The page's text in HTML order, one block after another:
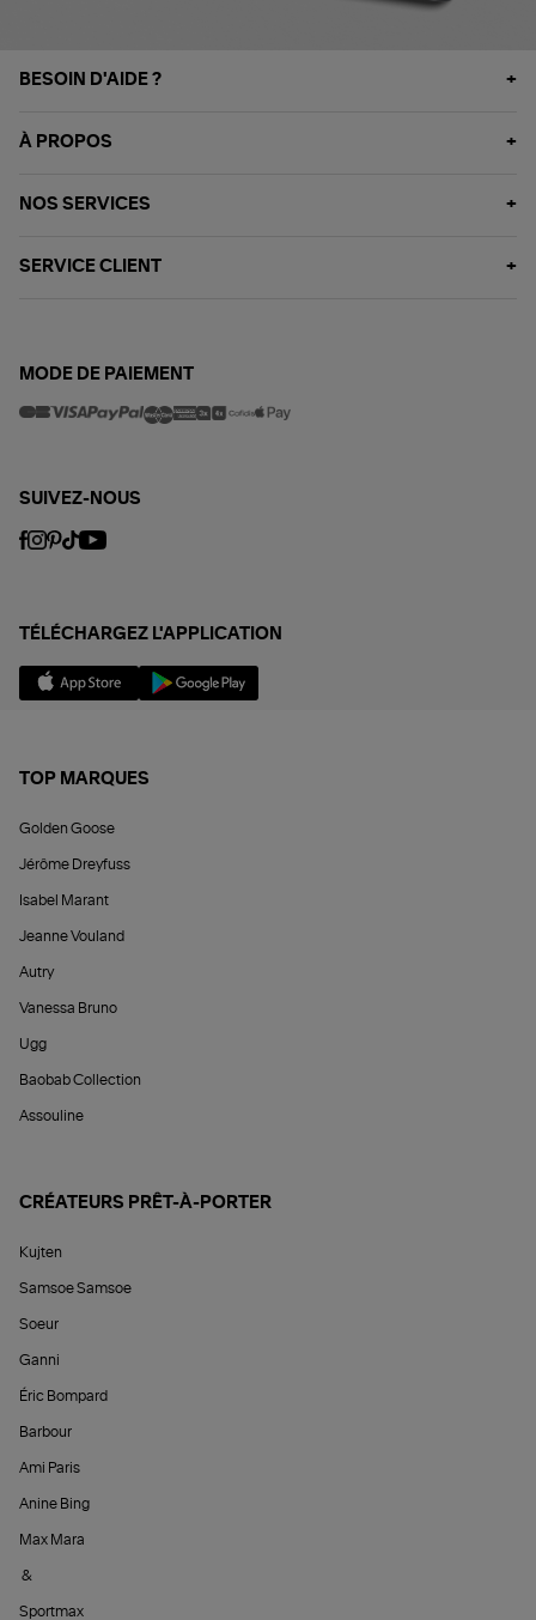
BESOIN D'AIDE ?
À PROPOS
NOS SERVICES
SERVICE CLIENT
MODE DE PAIEMENT
SUIVEZ-NOUS
TÉLÉCHARGEZ L'APPLICATION
TOP MARQUES
Golden Goose
Jérôme Dreyfuss
Isabel Marant
Jeanne Vouland
Autry
Vanessa Bruno
Ugg
Baobab Collection
Assouline
CRÉATEURS PRÊT-À-PORTER
Kujten
Samsoe Samsoe
Soeur
Ganni
Éric Bompard
Barbour
Ami Paris
Anine Bing
Max Mara
&
Sportmax